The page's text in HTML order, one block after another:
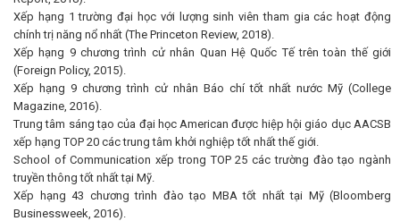
Xếp hạng 1 trường đại học với lượng sinh viên tham gia các hoạt động
chính trị năng nổ nhất (The Princeton Review, 2018).
Xếp hạng 9 chương trình cử nhân Quan Hệ Quốc Tế trên toàn thế giới
(Foreign Policy, 2015).
Xếp hạng 9 chương trình cử nhân Báo chí tốt nhất nước Mỹ (College
Magazine, 2016).
Trung tâm sáng tạo của đại học American được hiệp hội giáo dục AACSB
xếp hạng TOP 20 các trung tâm khởi nghiệp tốt nhất thế giới.
School of Communication xếp trong TOP 25 các trường đào tạo ngành
truyền thông tốt nhất tại Mỹ.
Xếp hạng 43 chương trình đào tạo MBA tốt nhất tại Mỹ (Bloomberg
Businessweek, 2016).